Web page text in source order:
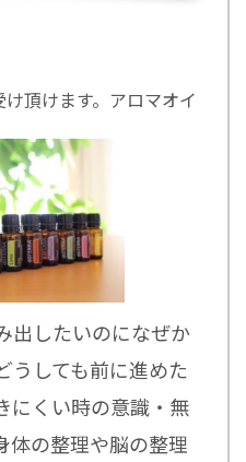
頂けます。アロマオイ
出したいのになぜか
うしても前に進めた
にくい時の意識・無
体の整理や脳の整理